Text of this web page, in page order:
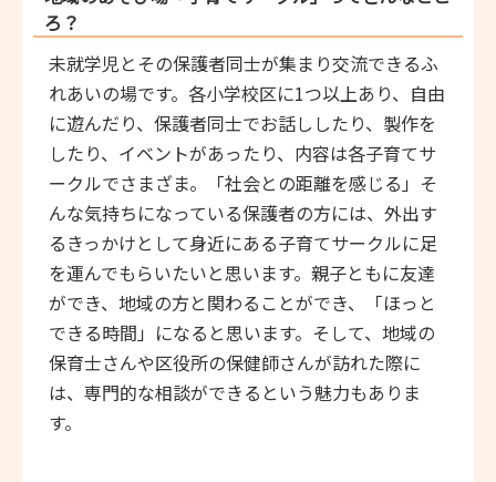
ろ？
未就学児とその保護者同士が集まり交流できるふ
れあいの場です。各小学校区に1つ以上あり、自由
に遊んだり、保護者同士でお話ししたり、製作を
したり、イベントがあったり、内容は各子育てサ
ークルでさまざま。「社会との距離を感じる」そ
んな気持ちになっている保護者の方には、外出す
るきっかけとして身近にある子育てサークルに足
を運んでもらいたいと思います。親子ともに友達
ができ、地域の方と関わることができ、「ほっと
できる時間」になると思います。そして、地域の
保育士さんや区役所の保健師さんが訪れた際に
は、専門的な相談ができるという魅力もありま
す。